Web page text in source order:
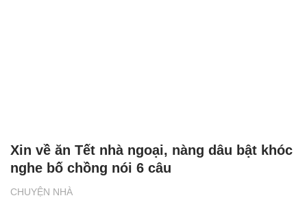
CHUYỆN NHÀ
Xin về ăn Tết nhà ngoại, nàng dâu bật khóc
nghe bố chồng nói 6 câu